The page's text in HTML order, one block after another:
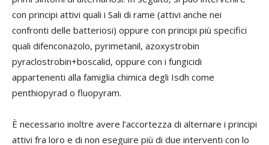
con principi attivi quali i Sali di rame (attivi anche nei
confronti delle batteriosi) oppure con principi più specifici
quali difenconazolo, pyrimetanil, azoxystrobin
pyraclostrobin+boscalid, oppure con i fungicidi
appartenenti alla famiglia chimica degli Isdh come
penthiopyrad o fluopyram.
È necessario inoltre avere l’accortezza di alternare i principi
attivi fra loro e di non eseguire più di due interventi con lo